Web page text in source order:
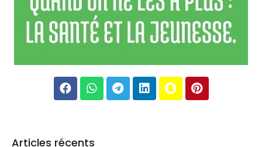
Articles récents